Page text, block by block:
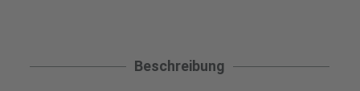
Beschreibung